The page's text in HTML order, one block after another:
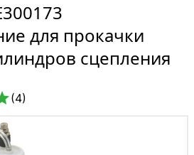
для прокачки
сцепления
(4)